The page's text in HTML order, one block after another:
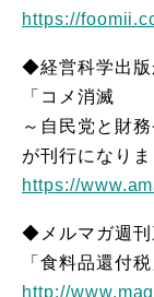
https://
◆経営科学出版
「コメ消滅
～自民党と財
が刊行になりま
https://
◆メルマガ週刊
「食料品還付税
http://